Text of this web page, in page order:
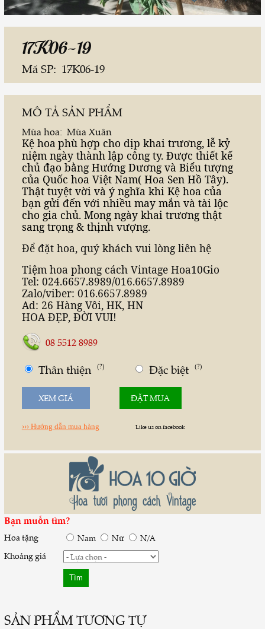
17K06-19
Mã SP: 17K06-19
MÔ TẢ SẢN PHẨM
Mùa hoa: Mùa Xuân
Kệhoa phù hợp cho dịp khai trương, lễ kỷ
niệm ngày thành lập công ty. Được thiết kế
chủ đạo bằng Hướng Dương và Biểu tượng
của Quốc hoa Việt Nam( Hoa Sen Hồ Tây).
Thật tuyệt vời và ý nghĩa khi Kệ hoa của
bạn gửi đến với nhiều may mắn và tài lộc
cho gia chủ. Mong ngày khai trương thật
sang trọng & thịnh vượng.
Để đặt hoa, quý khách vui lòng liên hệ
Tiệm hoa phong cách Vintage Hoa10Gio
Tel: 024.6657.8989/016.6657.8989
Zalo/viber: 016.6657.8989
Ad: 26 Hàng Vôi, HK, HN
HOA ĐẸP, ĐỜI VUI!
08 5512 8989
Thân thiện (?) Đặc biệt (?)
XEM GIÁ ĐẶT MUA
››› Hướng dẫn mua hàng Like us on facebook
Bạn muốn tìm?
Hoa tặng Nam Nữ
N/A
Khoảng giá
SẢN PHẨM TƯƠNG TỰ